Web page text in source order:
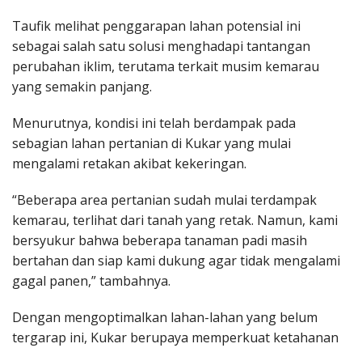
Taufik melihat penggarapan lahan potensial ini
sebagai salah satu solusi menghadapi tantangan
perubahan iklim, terutama terkait musim kemarau
yang semakin panjang.
Menurutnya, kondisi ini telah berdampak pada
sebagian lahan pertanian di Kukar yang mulai
mengalami retakan akibat kekeringan.
“Beberapa area pertanian sudah mulai terdampak
kemarau, terlihat dari tanah yang retak. Namun, kami
bersyukur bahwa beberapa tanaman padi masih
bertahan dan siap kami dukung agar tidak mengalami
gagal panen,” tambahnya.
Dengan mengoptimalkan lahan-lahan yang belum
tergarap ini, Kukar berupaya memperkuat ketahanan